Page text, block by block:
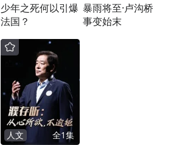
少年之死何以引爆
法国？
暴雨将至·卢沟桥
事变始末
人文 全1集